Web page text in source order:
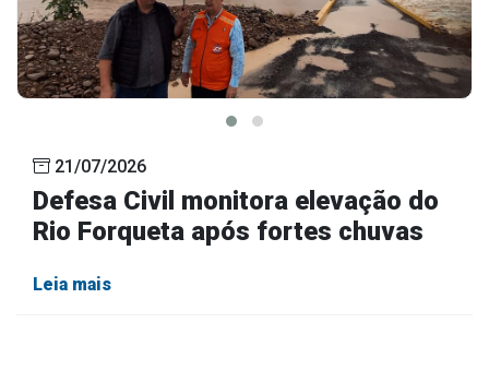
21/07/2026
Defesa Civil monitora elevação do
Rio Forqueta após fortes chuvas
Leia mais